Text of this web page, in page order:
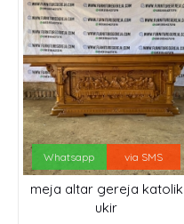
Whatsapp via SMS
meja altar gereja katolik
ukir